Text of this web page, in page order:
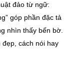
đảo từ ngữ:
góp phần đặc tả
nhìn thấy bến bờ.
cách nói hay